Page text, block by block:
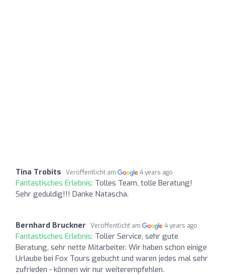
Tina Trobits Veröffentlicht am 4 years ago
Fantastisches Erlebnis: Tolles Team, tolle Beratung!
Sehr geduldig!!! Danke Natascha.
Bernhard Bruckner Veröffentlicht am 4 years ago
Fantastisches Erlebnis: Toller Service, sehr gute
Beratung, sehr nette Mitarbeiter. Wir haben schon einige
Urlaube bei Fox Tours gebucht und waren jedes mal sehr
zufrieden - können wir nur weiterempfehlen.